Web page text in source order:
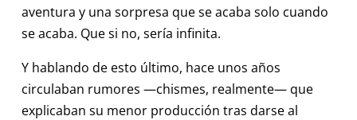
aventura y una sorpresa que se acaba solo cuando
se acaba. Que si no, sería infinita.
Y hablando de esto último, hace unos años
circulaban rumores —chismes, realmente— que
explicaban su menor producción tras darse al